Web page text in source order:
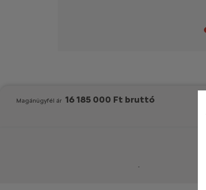
Magánügyfél ár 16 185 000 Ft bruttó
-